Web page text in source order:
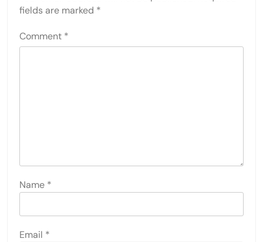
fields are marked *
Comment *
Name *
Email *